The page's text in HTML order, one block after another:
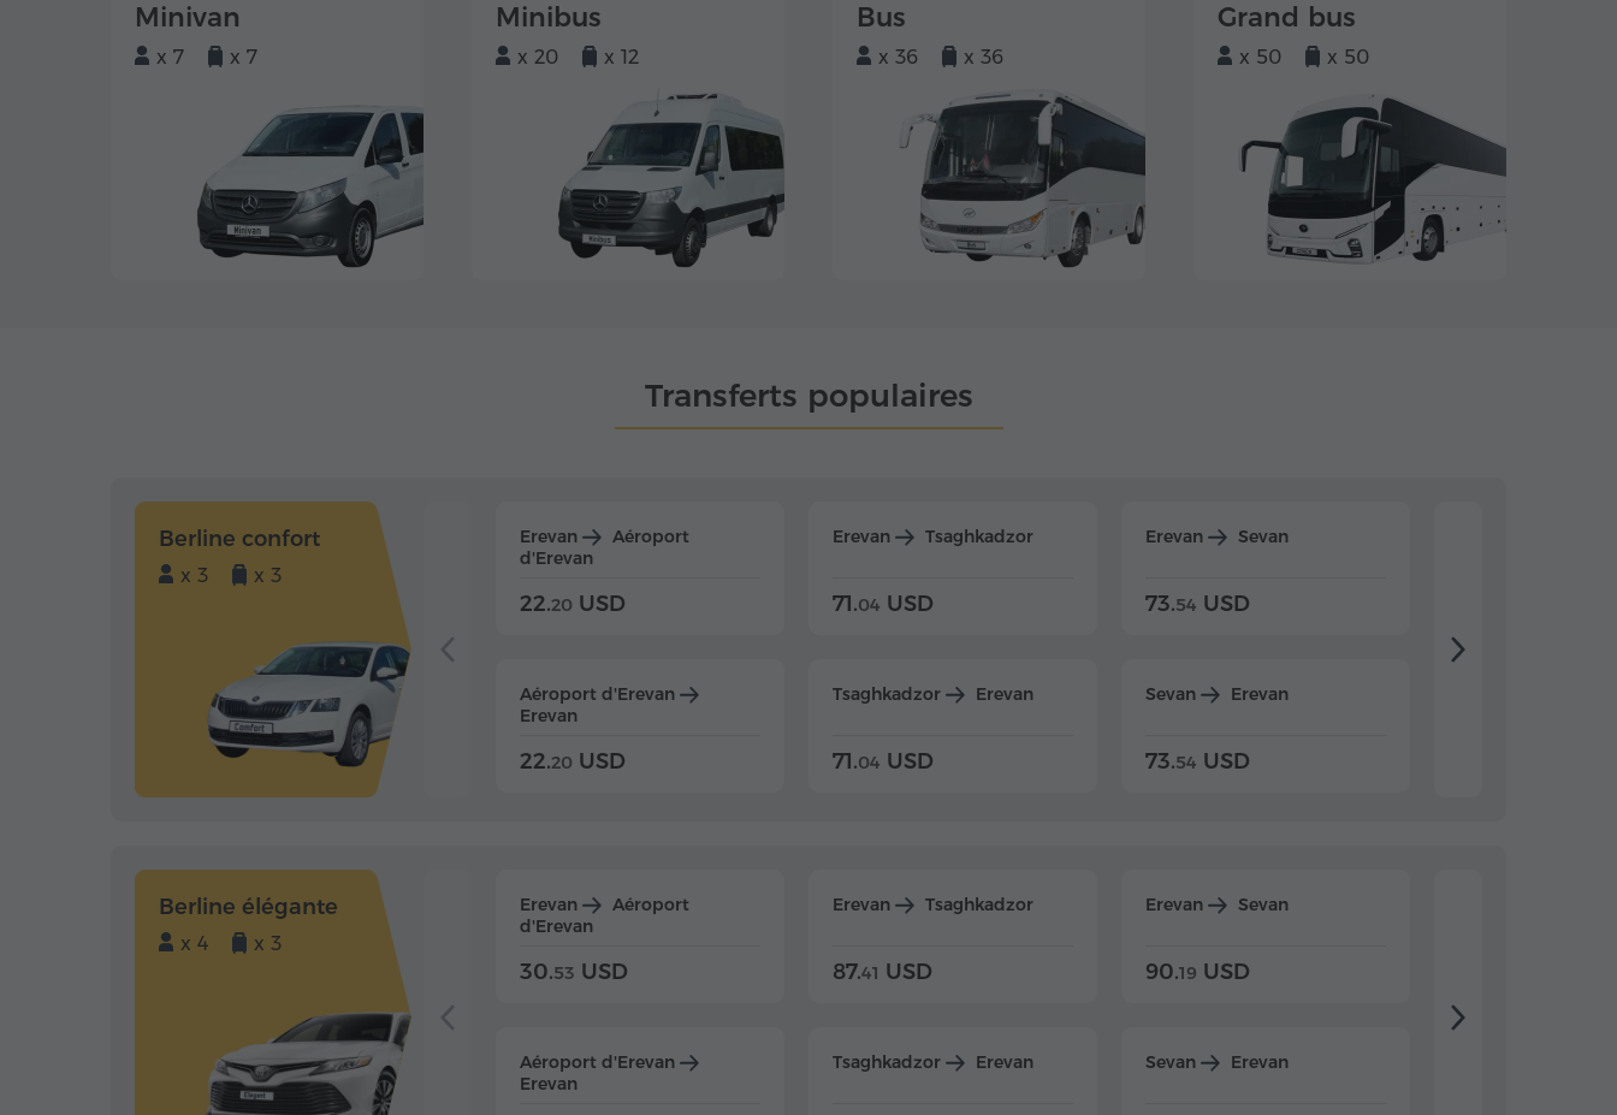
Minivan
x 7 x 7
Minibus
x 20 x 12
Bus
x 36 x 36
Grand bus
x 50 x 50
Transferts populaires
Berline confort
x 3 x 3
Erevan
Aéroport
d'Erevan
22.20 USD
Aéroport d'Erevan
Erevan
22.20 USD
Erevan Tsaghkadzor
71.04 USD
Tsaghkadzor Erevan
71.04 USD
Erevan Sevan
73.54 USD
Sevan Erevan
73.54 USD
Berline élégante
x 4 x 3
Erevan
Aéroport
d'Erevan
30.53 USD
Aéroport d'Erevan
Erevan
Erevan Tsaghkadzor
87.41 USD
Tsaghkadzor Erevan
Erevan Sevan
90.19 USD
Sevan Erevan